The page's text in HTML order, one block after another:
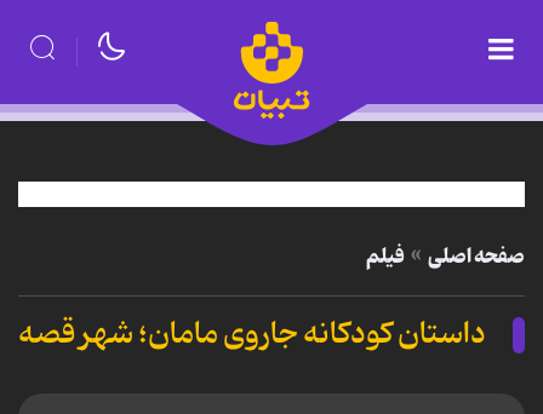
صفحه اصلی فیلم
داستان کودکانه جاروی مامان؛ شهر قصه